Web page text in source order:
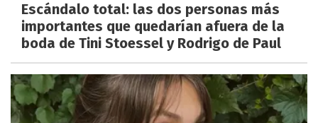
Escándalo total: las dos personas más
importantes que quedarían afuera de la
boda de Tini Stoessel y Rodrigo de Paul